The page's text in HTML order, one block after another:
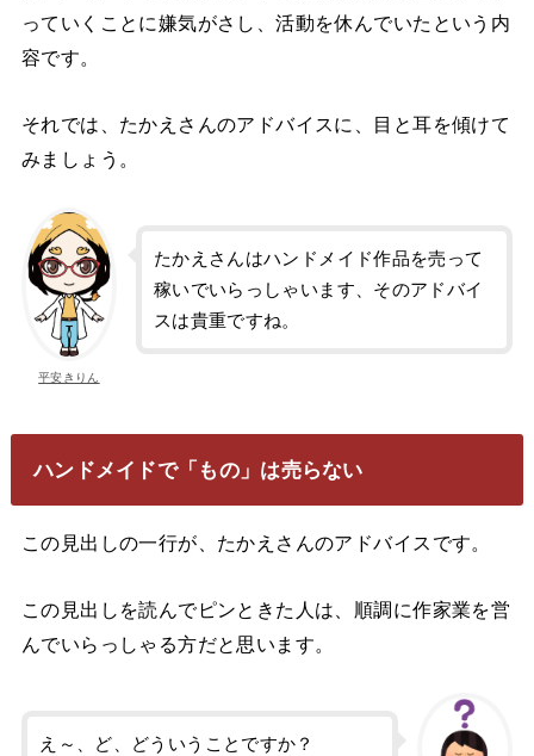
っていくことに嫌気がさし、活動を休んでいたという内
容です。
それでは、たかえさんのアドバイスに、目と耳を傾けて
みましょう。
平安きりん
たかえさんはハンドメイド作品を売って
稼いでいらっしゃいます、そのアドバイ
スは貴重ですね。
ハンドメイドで「もの」は売らない
この見出しの一行が、たかえさんのアドバイスです。
この見出しを読んでピンときた人は、順調に作家業を営
んでいらっしゃる方だと思います。
え～、ど、どういうことですか？